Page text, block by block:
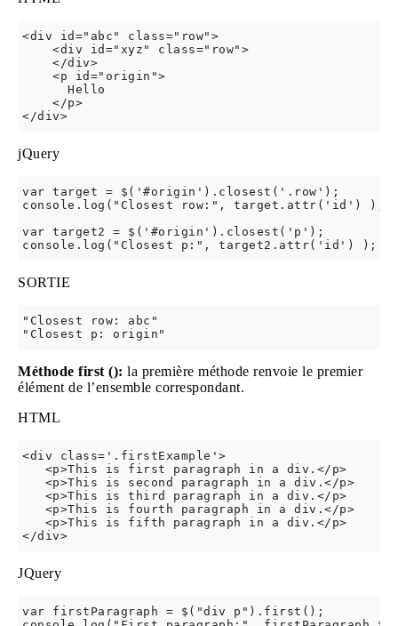
<div id="abc" class="row">
    <div id="xyz" class="row">
    </div>
    <p id="origin">
      Hello
    </p>
jQuery
var target = $('#origin').closest('.row');
console.log("Closest row:", target.attr('id') );
var target2 = $('#origin').closest('p');
SORTIE
"Closest row: abc"
Méthode first (): la première méthode renvoie le premier
élément de l’ensemble correspondant.
HTML
<div class='.firstExample'>
   <p>This is first paragraph in a div.</p>
   <p>This is second paragraph in a div.</p>
   <p>This is third paragraph in a div.</p>
   <p>This is fourth paragraph in a div.</p>
   <p>This is fifth paragraph in a div.</p>
JQuery
var firstParagraph = $("div p").first();